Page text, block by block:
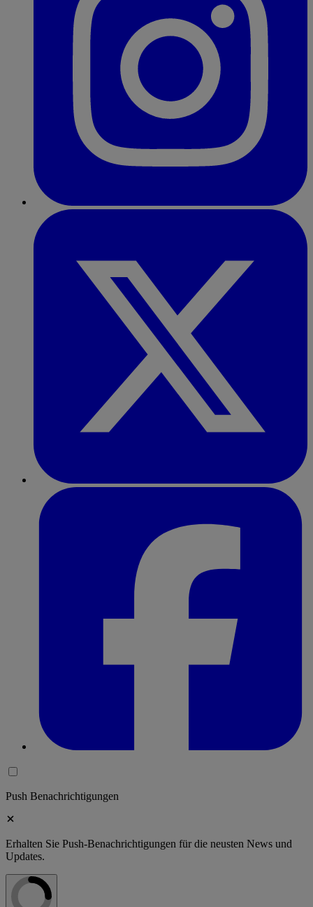
Push Benachrichtigungen
Erhalten Sie Push-Benachrichtigungen für die neusten News und
Updates.